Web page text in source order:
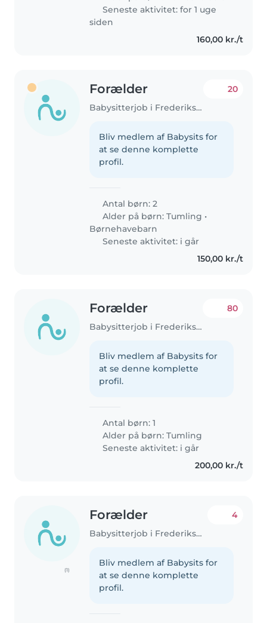
Seneste aktivitet: for 1 uge
siden
160,00 kr./t
Forælder
Babysitterjob i Frederiksberg
20
Bliv medlem af Babysits for
at se denne komplette
profil.
Antal børn: 2
Alder på børn:Tumling •
Børnehavebarn
Seneste aktivitet: i går
150,00 kr./t
Forælder
Babysitterjob i Frederiksberg
80
Bliv medlem af Babysits for
at se denne komplette
profil.
Antal børn: 1
Alder på børn:Tumling
Seneste aktivitet: i går
200,00 kr./t
(1)
Forælder
Babysitterjob i Frederiksberg
4
Bliv medlem af Babysits for
at se denne komplette
profil.